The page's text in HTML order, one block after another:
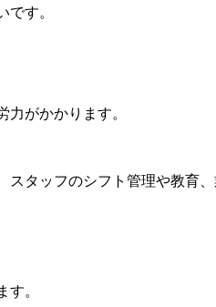
す。
がかかります。
タッフのシフト管理や教育、
。